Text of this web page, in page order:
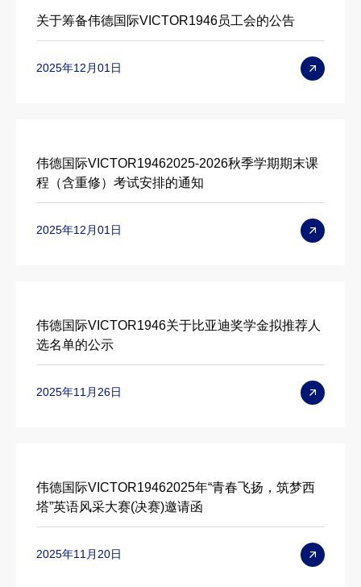
关于筹备伟德国际VICTOR1946员工会的公告
2025年12月01日
伟德国际VICTOR19462025-2026秋季学期期末课
程（含重修）考试安排的通知
2025年12月01日
伟德国际VICTOR1946关于比亚迪奖学金拟推荐人
选名单的公示
2025年11月26日
伟德国际VICTOR19462025年“青春飞扬，筑梦西
塔”英语风采大赛(决赛)邀请函
2025年11月20日